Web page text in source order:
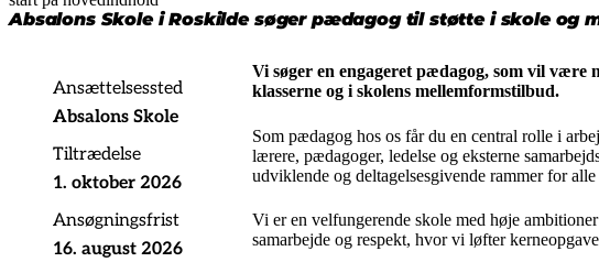
Absalons Skole i Roskilde søger pædagog til støtte i skole og
senest opdateret 1. juli 2026
Ansættelsessted
Absalons Skole
Tiltrædelse
1. oktober 2026
Ansøgningsfrist
16. august 2026
Vi søger en engageret pædagog, som vil være
klasserne og i skolens mellemformstilbud.
Som pædagog hos os får du en central rolle i
lærere, pædagoger, ledelse og eksterne
udviklende og deltagelsesgivende rammer for
Vi er en velfungerende skole med høje
samarbejde og respekt, hvor vi løfter